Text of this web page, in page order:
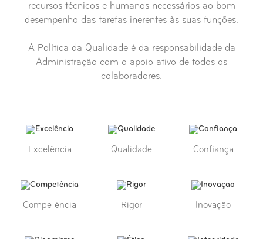
recursos técnicos e humanos necessários ao bom
desempenho das tarefas inerentes às suas funções.
A Política da Qualidade é da responsabilidade da
Administração com o apoio ativo de todos os
colaboradores.
Excelência Qualidade Confiança
Competência Rigor Inovação